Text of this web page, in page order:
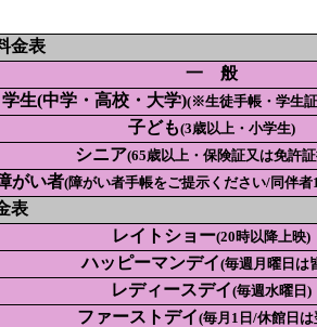
金表
一 般
学生(中学・高校・大学)(※生徒手帳・学生
子ども(3歳以上・小学生)
シニア(65歳以上・保険証又は免許
がい者(障がい者手帳をご提示ください/同伴者
表
レイトショー(20時以降上映)
ハッピーマンデイ(毎週月曜日は
レディースデイ(毎週水曜日)
ファーストデイ(毎月1日/休館日は